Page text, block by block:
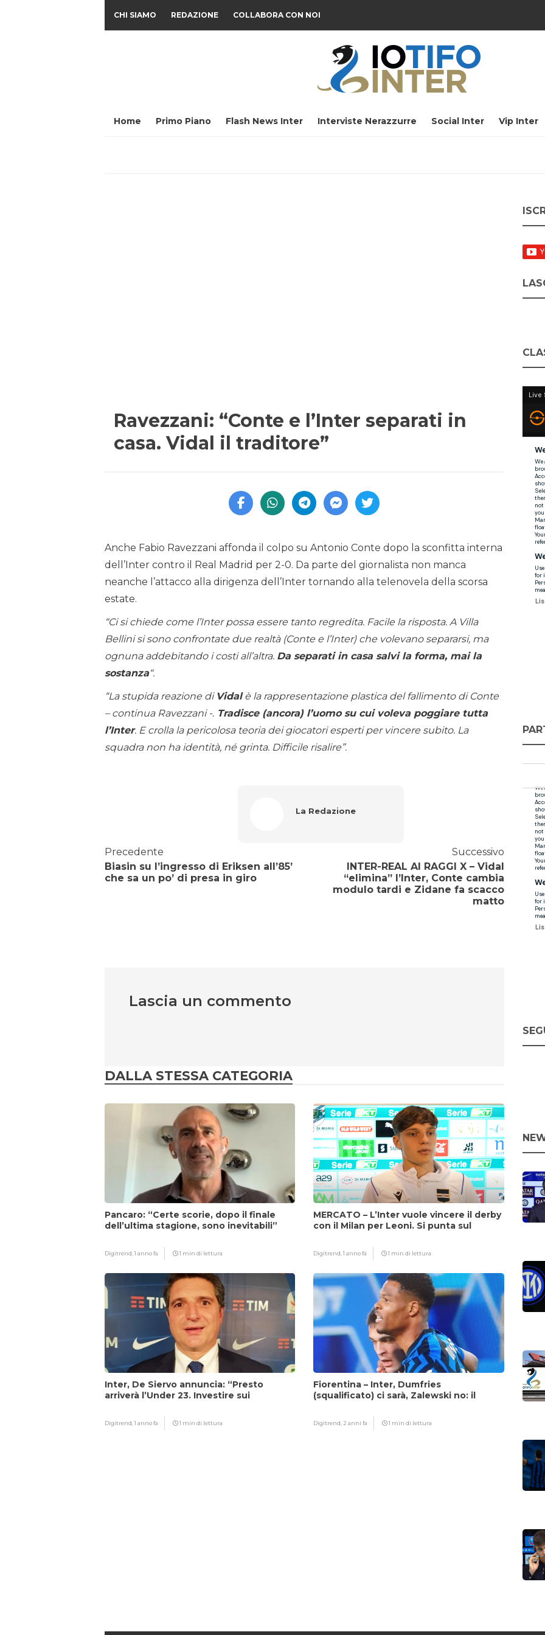
CHI SIAMO REDAZIONE COLLABORA CON NOI
Home Primo Piano Flash News Inter Interviste Nerazzurre Social Inter Vip Inter
Ravezzani: “Conte e l’Inter separati in
casa. Vidal il traditore”
Anche Fabio Ravezzani affonda il colpo su Antonio Conte dopo la sconfitta interna
dell’Inter contro il Real Madrid per 2-0. Da parte del giornalista non manca
neanche l’attacco alla dirigenza dell’Inter tornando alla telenovela della scorsa
estate.
“Ci si chiede come l’Inter possa essere tanto regredita. Facile la risposta. A Villa
Bellini si sono confrontate due realtà (Conte e l’Inter) che volevano separarsi, ma
ognuna addebitando i costi all’altra. Da separati in casa salvi la forma, mai la
sostanza“.
“La stupida reazione di Vidalè la rappresentazione plastica del fallimento di Conte
– continua Ravezzani -. Tradisce (ancora) l’uomo su cui voleva poggiare tutta
l’Inter. E crolla la pericolosa teoria dei giocatori esperti per vincere subito. La
squadra non ha identità, né grinta. Difficile risalire”.
La Redazione
Precedente
Biasin su l’ingresso di Eriksen all’85’
che sa un po’ di presa in giro
Successivo
INTER-REAL AI RAGGI X – Vidal
“elimina” l’Inter, Conte cambia
modulo tardi e Zidane fa scacco
matto
Lascia un commento
DALLA STESSA CATEGORIA
Pancaro: “Certe scorie, dopo il finale
dell’ultima stagione, sono inevitabili”
Digitrend,1 anno fa 1 min di lettura
MERCATO – L’Inter vuole vincere il derby
con il Milan per Leoni. Si punta sul
Digitrend,1 anno fa 1 min di lettura
Inter, De Siervo annuncia: “Presto
arriverà l’Under 23. Investire sui
Digitrend,1 anno fa 1 min di lettura
Fiorentina – Inter, Dumfries
(squalificato) ci sarà, Zalewski no: il
Digitrend,2 anni fa 1 min di lettura